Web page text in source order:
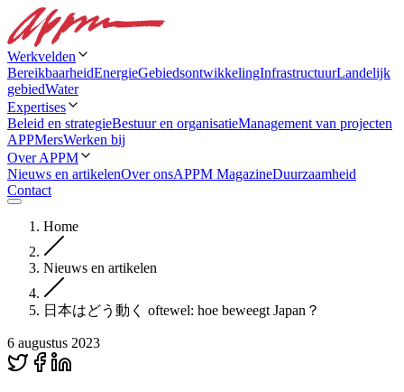
Werkvelden
BereikbaarheidEnergieGebiedsontwikkelingInfrastructuurLandelijk
gebiedWater
Expertises
Beleid en strategieBestuur en organisatieManagement van projecten
APPMersWerken bij
Over APPM
Nieuws en artikelenOver onsAPPM MagazineDuurzaamheid
Contact
Home
Nieuws en artikelen
日本はどう動く oftewel: hoe beweegt Japan？
6 augustus 2023